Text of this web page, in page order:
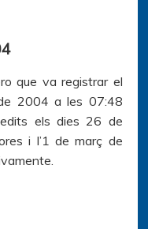
que va registrar el
2004 a les 07:48
els dies 26 de
i l’1 de març de